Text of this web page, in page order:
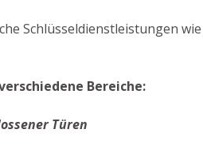
Schlüsseldienstleistungen
Bereiche:
Türen